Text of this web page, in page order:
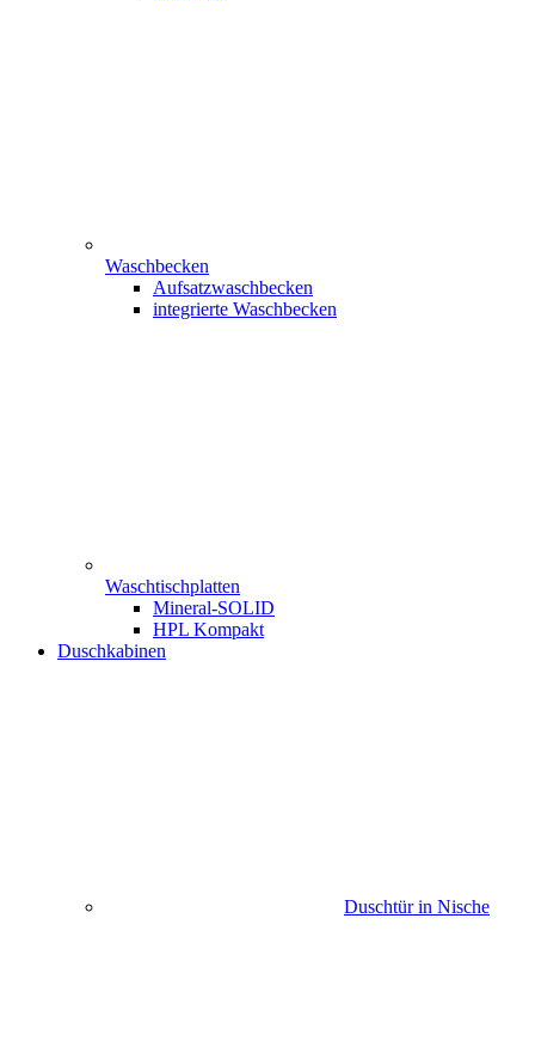
Waschbecken
Aufsatzwaschbecken
integrierte Waschbecken
Waschtischplatten
Mineral-SOLID
HPL Kompakt
Duschkabinen
Duschtür in Nische